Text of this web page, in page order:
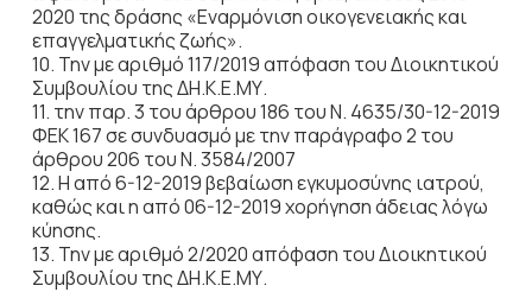
2020 της δράσης «Εναρμόνιση οικογενειακής και
επαγγελματικής ζωής».
10. Την με αριθμό 117/2019 απόφαση του Διοικητικού
Συμβουλίου της ΔΗ.Κ.Ε.ΜΥ.
11. την παρ. 3 του άρθρου 186 του Ν. 4635/30-12-2019
ΦΕΚ 167 σε συνδυασμό με την παράγραφο 2 του
άρθρου 206 του Ν. 3584/2007
12. Η από 6-12-2019 βεβαίωση εγκυμοσύνης ιατρού,
καθώς και η από 06-12-2019 χορήγηση άδειας λόγω
κύησης.
13. Την με αριθμό 2/2020 απόφαση του Διοικητικού
Συμβουλίου της ΔΗ.Κ.Ε.ΜΥ.